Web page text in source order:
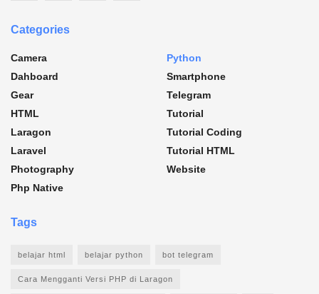
Categories
Camera
Dahboard
Gear
HTML
Laragon
Laravel
Photography
Php Native
Python
Smartphone
Telegram
Tutorial
Tutorial Coding
Tutorial HTML
Website
Tags
belajar html belajar python bot telegram
Cara Mengganti Versi PHP di Laragon